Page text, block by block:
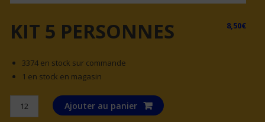
KIT 5 PERSONNES 8,50€
3374 en stock sur commande
1 en stock en magasin
Ajouter au panier